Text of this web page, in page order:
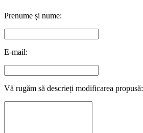
Prenume și nume:
E-mail:
Vă rugăm să descrieți modificarea propusă: